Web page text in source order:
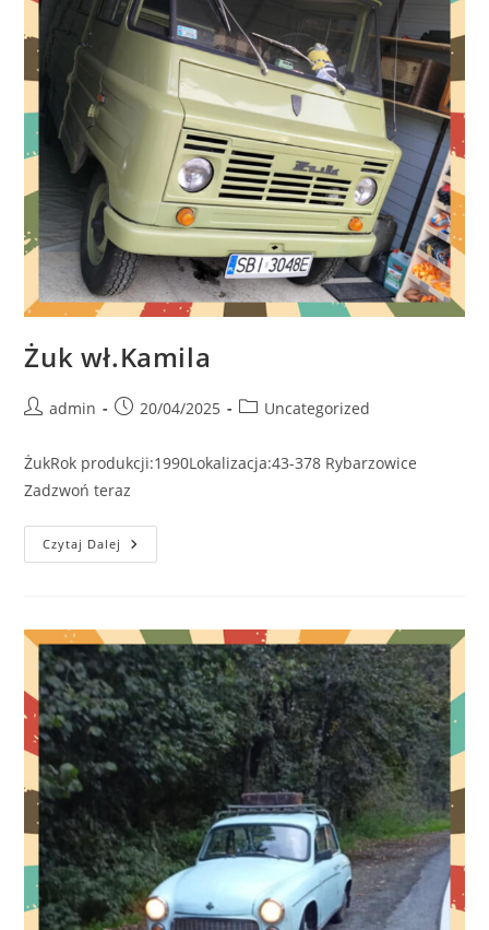
Żuk wł.Kamila
Postadmin
Post20/04/2025
PostUncategorized
ŻukRok produkcji:1990Lokalizacja:43-378 Rybarzowice
Zadzwoń teraz
Czytaj Dalej Żuk
Wł.Kamila